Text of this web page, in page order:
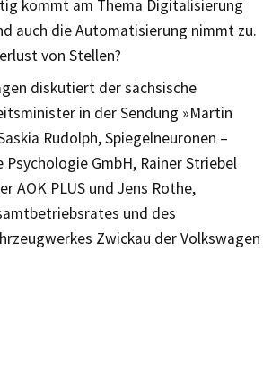
kommt am Thema Digitalisierung
auch die Automatisierung nimmt zu.
von Stellen?
diskutiert der sächsische
in der Sendung »Martin
Rudolph, Spiegelneuronen –
GmbH, Rainer Striebel
AOK PLUS und Jens Rothe,
und des
Zwickau der Volkswagen